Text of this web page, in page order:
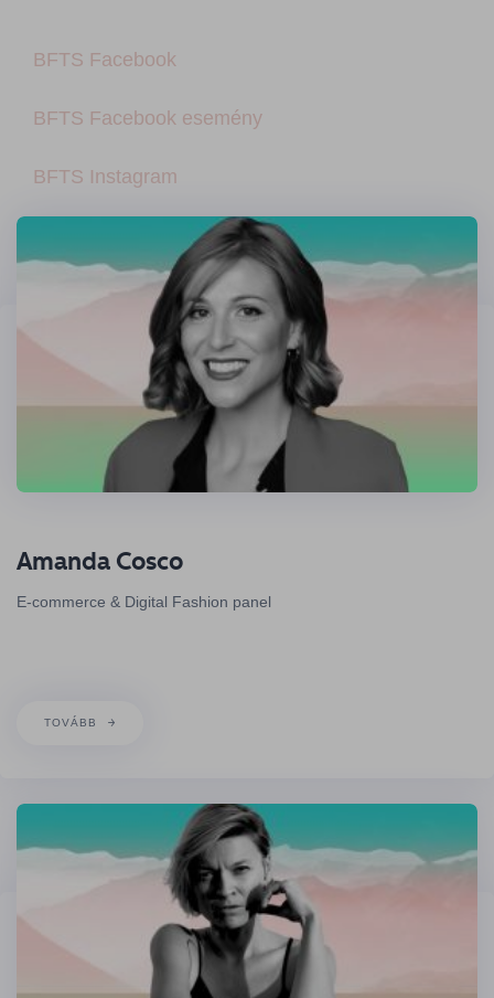
BFTS Facebook
BFTS Facebook esemény
BFTS Instagram
Amanda Cosco
E-commerce & Digital Fashion panel
TOVÁBB